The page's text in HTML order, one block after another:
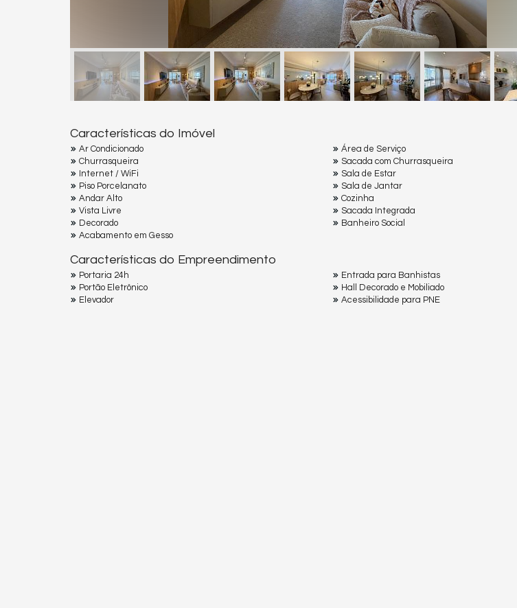
Características do Imóvel
Ar Condicionado
Churrasqueira
Internet / WiFi
Piso Porcelanato
Andar Alto
Vista Livre
Decorado
Acabamento em Gesso
Área de Serviço
Sacada com Churrasqueira
Sala de Estar
Sala de Jantar
Cozinha
Sacada Integrada
Banheiro Social
Características do Empreendimento
Portaria 24h
Portão Eletrônico
Elevador
Entrada para Banhistas
Hall Decorado e Mobiliado
Acessibilidade para PNE